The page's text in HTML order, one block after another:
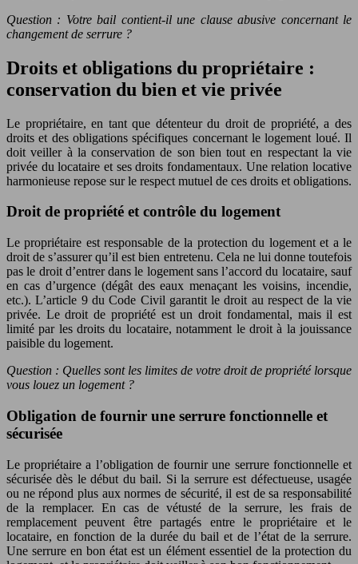
Question : Votre bail contient-il une clause abusive concernant le
changement de serrure ?
Droits et obligations du propriétaire :
conservation du bien et vie privée
Le propriétaire, en tant que détenteur du droit de propriété, a des
droits et des obligations spécifiques concernant le logement loué. Il
doit veiller à la conservation de son bien tout en respectant la vie
privée du locataire et ses droits fondamentaux. Une relation locative
harmonieuse repose sur le respect mutuel de ces droits et obligations.
Droit de propriété et contrôle du logement
Le propriétaire est responsable de la protection du logement et a le
droit de s’assurer qu’il est bien entretenu. Cela ne lui donne toutefois
pas le droit d’entrer dans le logement sans l’accord du locataire, sauf
en cas d’urgence (dégât des eaux menaçant les voisins, incendie,
etc.). L’article 9 du Code Civil garantit le droit au respect de la vie
privée. Le droit de propriété est un droit fondamental, mais il est
limité par les droits du locataire, notamment le droit à la jouissance
paisible du logement.
Question : Quelles sont les limites de votre droit de propriété lorsque
vous louez un logement ?
Obligation de fournir une serrure fonctionnelle et
sécurisée
Le propriétaire a l’obligation de fournir une serrure fonctionnelle et
sécurisée dès le début du bail. Si la serrure est défectueuse, usagée
ou ne répond plus aux normes de sécurité, il est de sa responsabilité
de la remplacer. En cas de vétusté de la serrure, les frais de
remplacement peuvent être partagés entre le propriétaire et le
locataire, en fonction de la durée du bail et de l’état de la serrure.
Une serrure en bon état est un élément essentiel de la protection du